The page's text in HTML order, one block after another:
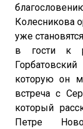
Колесникова
уже
в гости к
которую он
встреча с
который
Петре